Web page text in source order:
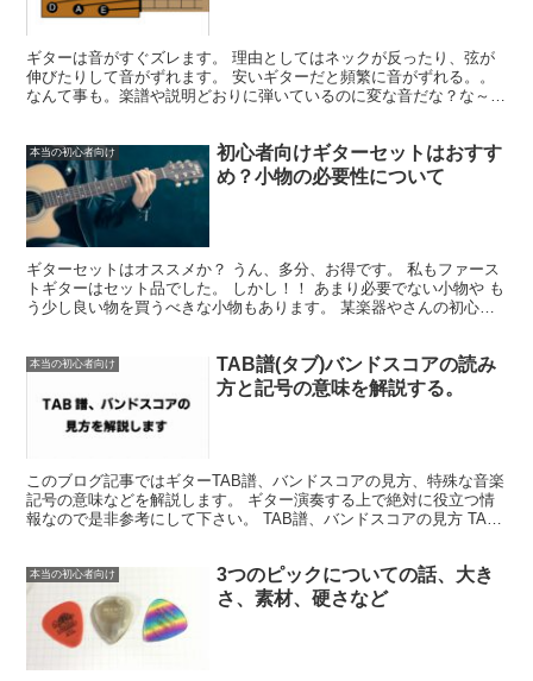
ギターは音がすぐズレます。 理由としてはネックが反ったり、弦が
伸びたりして音がずれます。 安いギターだと頻繁に音がずれる。。
なんて事も。楽譜や説明どおりに弾いているのに変な音だな？な～ん
本当の初心者向け
初心者向けギターセットはおすす
め？小物の必要性について
ギターセットはオススメか？ うん、多分、お得です。 私もファース
トギターはセット品でした。 しかし！！ あまり必要でない小物や も
う少し良い物を買うべきな小物もあります。 某楽器やさんの初心者
本当の初心者向け
TAB譜(タブ)バンドスコアの読み
方と記号の意味を解説する。
このブログ記事ではギターTAB譜、バンドスコアの見方、特殊な音楽
記号の意味などを解説します。 ギター演奏する上で絶対に役立つ情
報なので是非参考にして下さい。 TAB譜、バンドスコアの見方 TAB
本当の初心者向け
3つのピックについての話、大き
さ、素材、硬さなど